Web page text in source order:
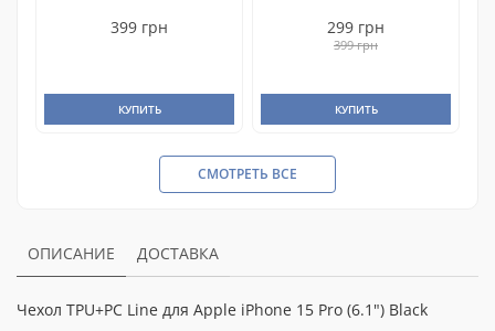
399 грн
КУПИТЬ
299 грн
399 грн
КУПИТЬ
СМОТРЕТЬ ВСЕ
ОПИСАНИЕ ДОСТАВКА
Чехол TPU+PC Line для Apple iPhone 15 Pro (6.1") Black